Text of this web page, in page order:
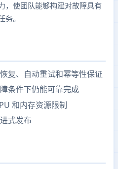
，使团队能够构建对故障具有
。
复、自动重试和幂等性保证
条件下仍能可靠完成
和内存资源限制
式发布